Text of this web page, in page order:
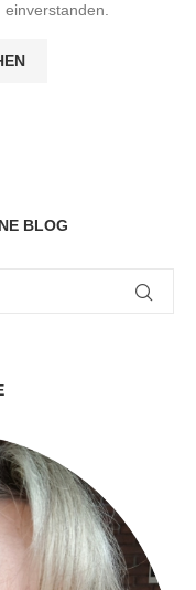
einverstanden.
BLOG